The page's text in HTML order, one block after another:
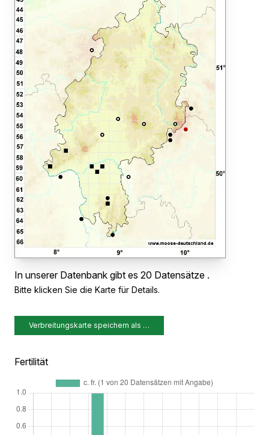
In unserer Datenbank gibt es 20 Datensätze .
Bitte klicken Sie die Karte für Details.
Verbreitungskarte speichern als …
Fertilität